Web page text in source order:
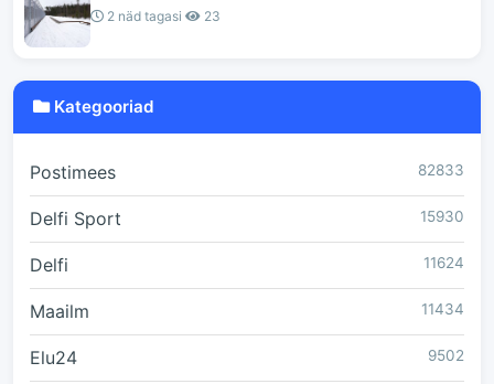
2 näd tagasi 23
Kategooriad
Postimees 82833
Delfi Sport 15930
Delfi 11624
Maailm 11434
Elu24 9502